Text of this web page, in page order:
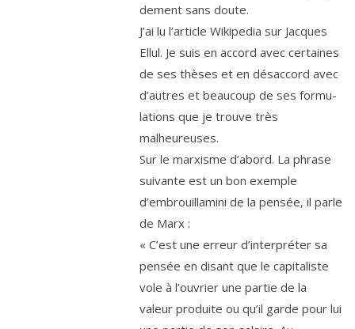
de­ment sans doute.
J’ai lu l’article Wikipedia sur Jacques
Ellul. Je suis en accord avec cer­taines
de ses thèses et en désac­cord avec
d’autres et beau­coup de ses for­mu­
la­tions que je trouve très
malheureuses.
Sur le mar­xisme d’abord. La phrase
sui­vante est un bon exemple
d’embrouillamini de la pen­sée, il parle
de Marx :
« C’est une erreur d’interpréter sa
pen­sée en disant que le capi­ta­liste
vole à l’ouvrier une par­tie de la
valeur pro­duite ou qu’il garde pour lui